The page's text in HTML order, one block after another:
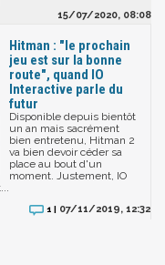
15/07/2020, 08:08
Hitman : "le prochain
jeu est sur la bonne
route", quand IO
Interactive parle du
futur
Disponible depuis bientôt
un an mais sacrément
bien entretenu, Hitman 2
va bien devoir céder sa
place au bout d'un
moment. Justement, IO
1 | 07/11/2019, 12:32